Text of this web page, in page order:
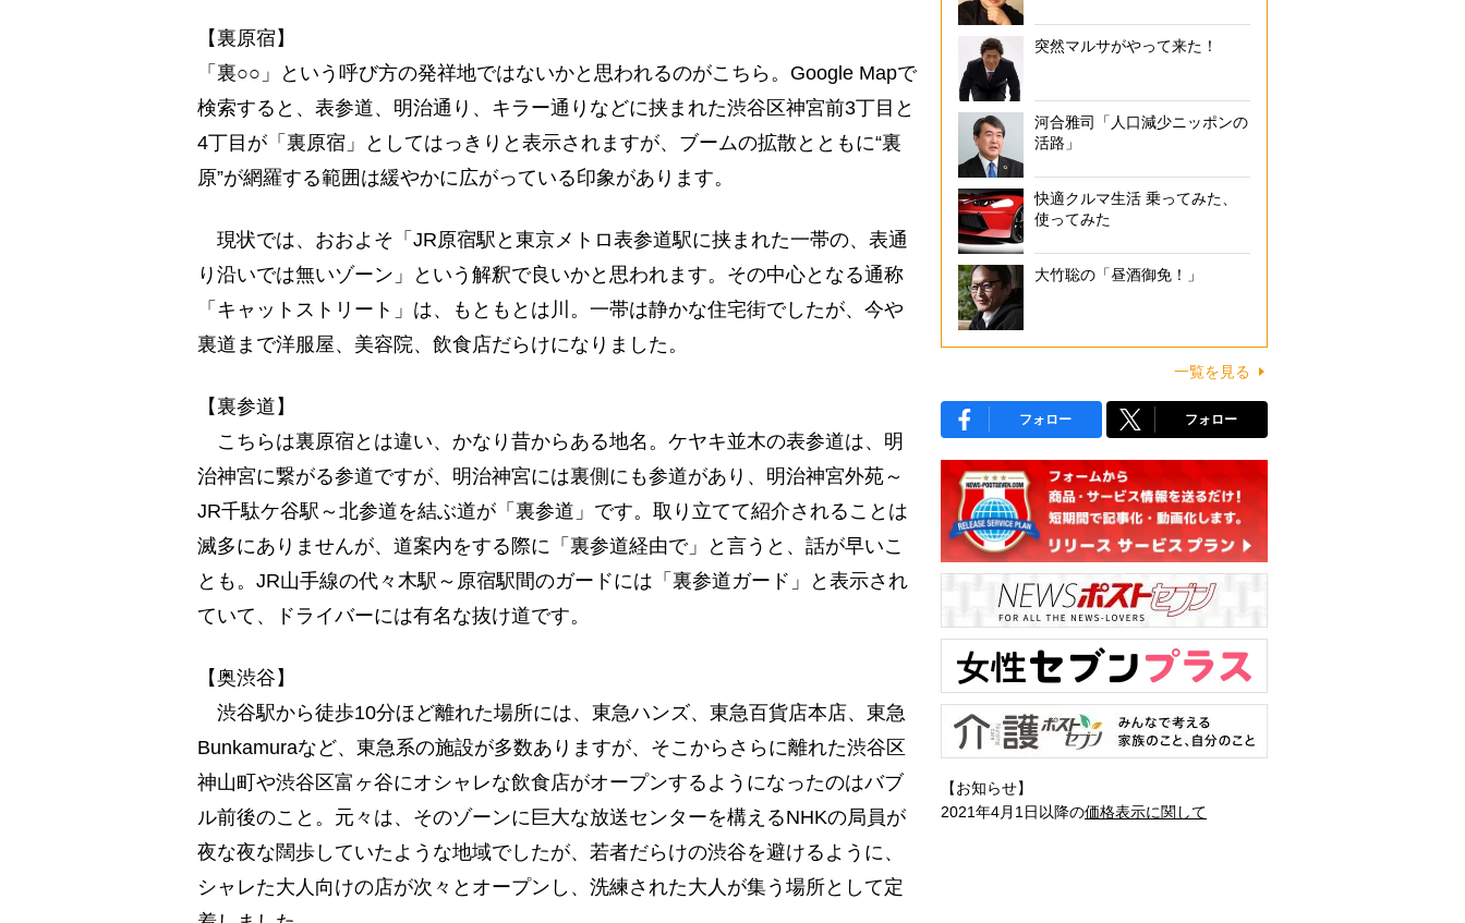
【裏原宿】
「裏○○」という呼び方の発祥地ではないかと思われるのがこちら。Google Mapで
検索すると、表参道、明治通り、キラー通りなどに挟まれた渋谷区神宮前3丁目と
4丁目が「裏原宿」としてはっきりと表示されますが、ブームの拡散とともに“裏
原”が網羅する範囲は緩やかに広がっている印象があります。
現状では、おおよそ「JR原宿駅と東京メトロ表参道駅に挟まれた一帯の、表通
り沿いでは無いゾーン」という解釈で良いかと思われます。その中心となる通称
「キャットストリート」は、もともとは川。一帯は静かな住宅街でしたが、今や
裏道まで洋服屋、美容院、飲食店だらけになりました。
【裏参道】
こちらは裏原宿とは違い、かなり昔からある地名。ケヤキ並木の表参道は、明
治神宮に繋がる参道ですが、明治神宮には裏側にも参道があり、明治神宮外苑～
JR千駄ケ谷駅～北参道を結ぶ道が「裏参道」です。取り立てて紹介されることは
滅多にありませんが、道案内をする際に「裏参道経由で」と言うと、話が早いこ
とも。JR山手線の代々木駅～原宿駅間のガードには「裏参道ガード」と表示され
ていて、ドライバーには有名な抜け道です。
【奥渋谷】
渋谷駅から徒歩10分ほど離れた場所には、東急ハンズ、東急百貨店本店、東急
Bunkamuraなど、東急系の施設が多数ありますが、そこからさらに離れた渋谷区
神山町や渋谷区富ヶ谷にオシャレな飲食店がオープンするようになったのはバブ
ル前後のこと。元々は、そのゾーンに巨大な放送センターを構えるNHKの局員が
夜な夜な闊歩していたような地域でしたが、若者だらけの渋谷を避けるように、
シャレた大人向けの店が次々とオープンし、洗練された大人が集う場所として定
突然マルサがやって来た！
河合雅司「人口減少ニッポンの
活路」
快適クルマ生活 乗ってみた、
使ってみた
大竹聡の「昼酒御免！」
一覧を見る
フォロー フォロー
【お知らせ】
2021年4月1日以降の価格表示に関して